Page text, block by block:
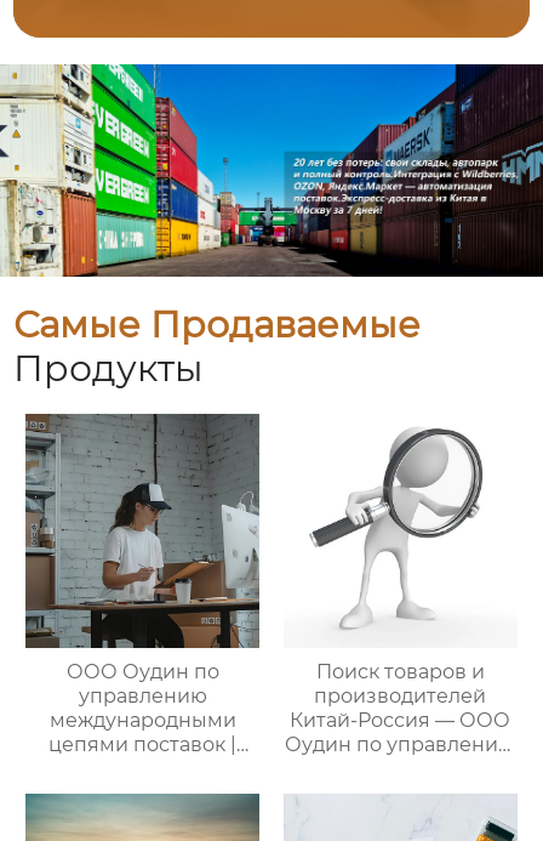
Самые Продаваемые
Продукты
ООО Оудин по
управлению
международными
цепями поставок |
услуги
посреднических
Поиск товаров и
производителей
Китай-Россия — ООО
Оудин по управлению
цепями поставок